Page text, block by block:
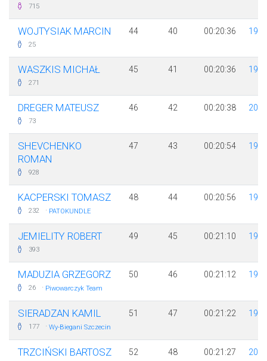
715
WOJTYSIAK MARCIN
25
44 40 00:20:36 1992
WASZKIS MICHAŁ
271
45 41 00:20:36 1990
DREGER MATEUSZ
73
46 42 00:20:38 2001
SHEVCHENKO
ROMAN
928
47 43 00:20:54 1993
KACPERSKI TOMASZ
232 · PATOKUNDLE
48 44 00:20:56 1993
JEMIELITY ROBERT
393
49 45 00:21:10 1980
MADUZIA GRZEGORZ
26 · Piwowarczyk Team
50 46 00:21:12 1978
SIERADZAN KAMIL
177 · Wy-Biegani Szczecin
51 47 00:21:22 1995
TRZCIŃSKI BARTOSZ 52 48 00:21:27 2002